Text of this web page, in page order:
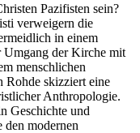
Pazifisten sein?
verweigern die
in einem
Umgang der Kirche mit
menschlichen
Rohde skizziert eine
Anthropologie.
Geschichte und
den modernen